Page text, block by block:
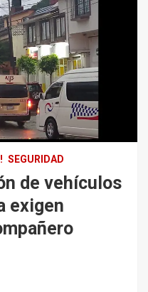
SEGURIDAD
de vehículos
exigen